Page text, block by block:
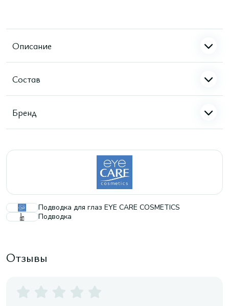
Описание
Состав
Бренд
Подводка для глаз EYE CARE COSMETICS
Подводка
Отзывы